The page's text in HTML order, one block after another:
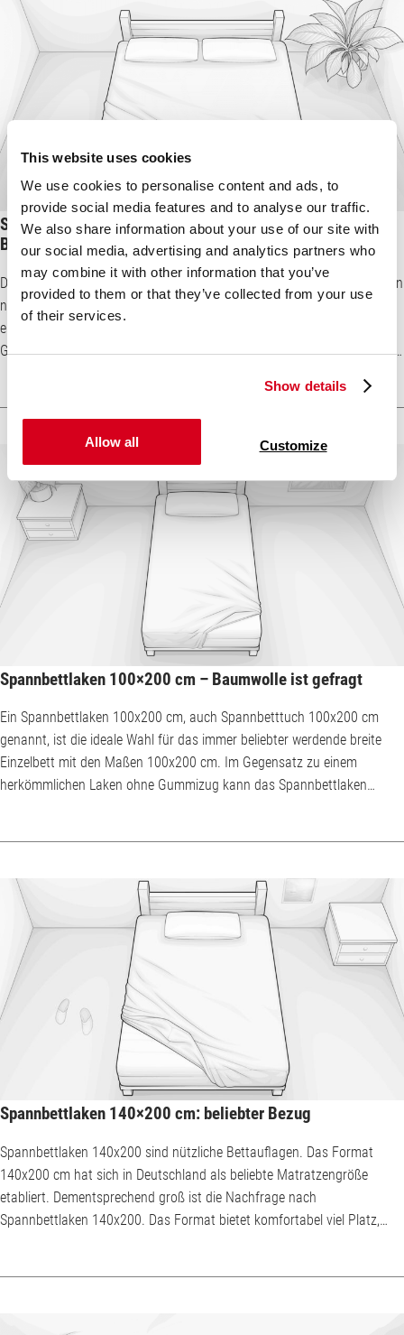
This website uses cookies
We use cookies to personalise content and ads, to
provide social media features and to analyse our traffic.
We also share information about your use of our site with
our social media, advertising and analytics partners who
may combine it with other information that you’ve
provided to them or that they’ve collected from your use
of their services.
Show details
Allow all Customize
Spannbettlaken 180×200 cm – für das Queensize- und
Boxspringbett
Das Spannbettlaken 180x200 cm ist die komfortabelste Lösung, um ein
normales Queensize-Bett oder ein Boxspringbett mit den
entsprechenden Maßen zu beziehen. Während einfache Laken ohne
Gummizug aufwendig unter die Matratze gefaltet und regelmäßig neu
leicht angebracht werden. Das in Teilen Deutschlands und in Österreich
auch Spannbetttuch 180x200 cm genannte Laken mit Gummizug
verrutscht außerdem nachts nur selten und muss desh...
Spannbettlaken 100×200 cm – Baumwolle ist gefragt
Ein Spannbettlaken 100x200 cm, auch Spannbetttuch 100x200 cm
genannt, ist die ideale Wahl für das immer beliebter werdende breite
Einzelbett mit den Maßen 100x200 cm. Im Gegensatz zu einem
herkömmlichen Laken ohne Gummizug kann das Spannbettlaken
Baumwolle hergestellt, vereinzelt auch aus Leinen oder Micr...
Spannbettlaken 140×200 cm: beliebter Bezug
Spannbettlaken 140x200 sind nützliche Bettauflagen. Das Format
140x200 cm hat sich in Deutschland als beliebte Matratzengröße
etabliert. Dementsprechend groß ist die Nachfrage nach
Spannbettlaken 140x200. Das Format bietet komfortabel viel Platz,